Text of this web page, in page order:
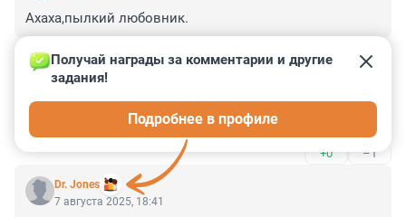
Ахаха,пылкий любовник.
–0
Гость
+0 –1
Dr. Jones
Получай награды за комментарии и другие
задания!
Подробнее в профиле
7 августа 2025, 18:41